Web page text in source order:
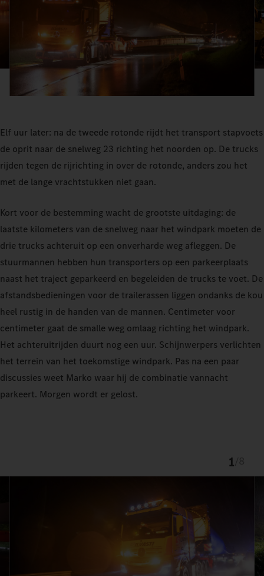
Elf uur later: na de tweede rotonde rijdt het transport stapvoets
de oprit naar de snelweg 23 richting het noorden op. De trucks
rijden tegen de rijrichting in over de rotonde, anders zou het
met de lange vrachtstukken niet gaan.
Kort voor de bestemming wacht de grootste uitdaging: de
laatste kilometers van de snelweg naar het windpark moeten de
drie trucks achteruit op een onverharde weg afleggen. De
stuurmannen hebben hun transporters op een parkeerplaats
naast het traject geparkeerd en begeleiden de trucks te voet. De
afstandsbedieningen voor de trailerassen liggen ondanks de kou
heel rustig in de handen van de mannen. Centimeter voor
centimeter gaat de smalle weg omlaag richting het windpark.
Het achteruitrijden duurt nog een uur. Schijnwerpers verlichten
het terrein van het toekomstige windpark. Pas na een paar
discussies weet Marko waar hij de combinatie vannacht
parkeert. Morgen wordt er gelost.
1